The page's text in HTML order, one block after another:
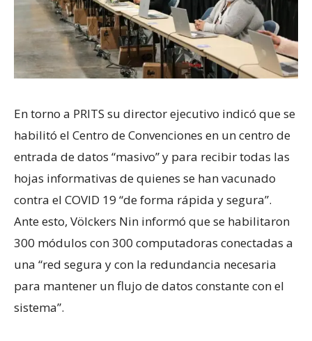
En torno a PRITS su director ejecutivo indicó que se
habilitó el Centro de Convenciones en un centro de
entrada de datos “masivo” y para recibir todas las
hojas informativas de quienes se han vacunado
contra el COVID 19 “de forma rápida y segura”.
Ante esto, Völckers Nin informó que se habilitaron
300 módulos con 300 computadoras conectadas a
una “red segura y con la redundancia necesaria
para mantener un flujo de datos constante con el
sistema”.